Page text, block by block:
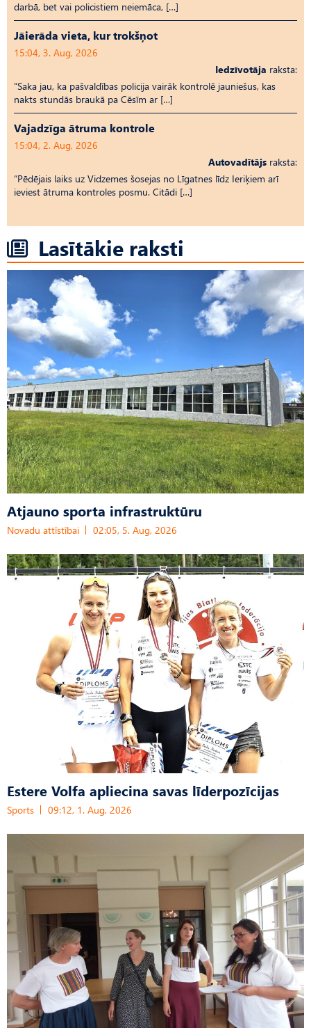
darbā, bet vai policistiem neiemāca, […]
Jāierāda vieta, kur trokšņot
15:04, 3. Aug, 2026
Iedzīvotāja raksta:
“Saka jau, ka pašvaldības policija vairāk kontrolē jauniešus, kas
nakts stundās braukā pa Cēsīm ar […]
Vajadzīga ātruma kontrole
15:04, 2. Aug, 2026
Autovadītājs raksta:
“Pēdējais laiks uz Vid­ze­mes šosejas no Līgatnes līdz Ieriķiem arī
ieviest ātruma kontroles posmu. Citādi […]
Lasītākie raksti
Atjauno sporta infrastruktūru
Novadu attīstībai 02:05, 5. Aug, 2026
Estere Volfa apliecina savas līderpozīcijas
Sports 09:12, 1. Aug, 2026